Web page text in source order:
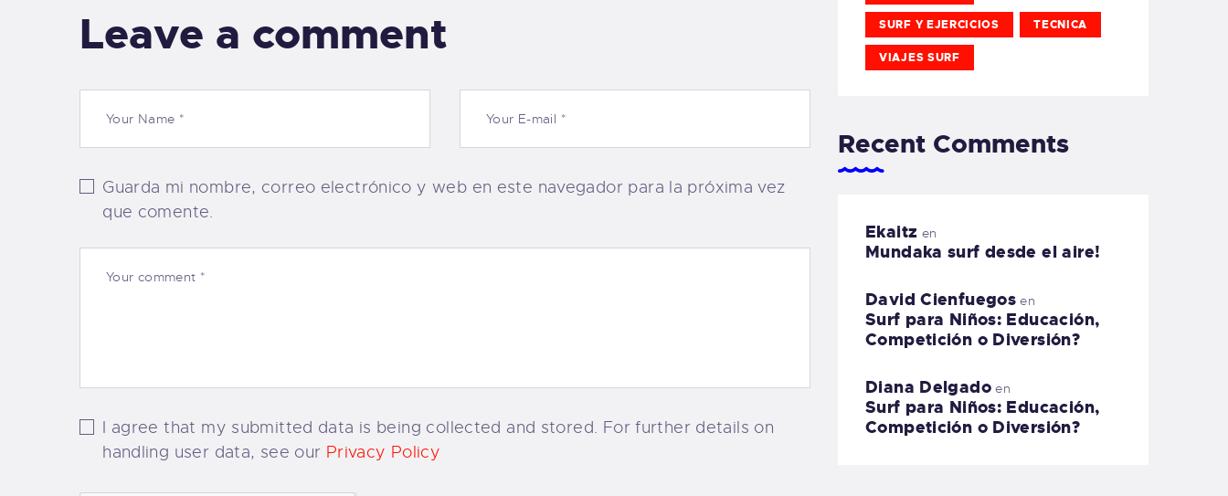
Leave a comment
Guarda mi nombre, correo electrónico y web en este navegador para la próxima vez
que comente.
I agree that my submitted data is being collected and stored. For further details on
handling user data, see our Privacy Policy
SURF Y EJERCICIOS TECNICA
VIAJES SURF
Recent Comments
Ekaitz en
Mundaka surf desde el aire!
David Cienfuegos en
Surf para Niños: Educación,
Competición o Diversión?
Diana Delgadoen
Surf para Niños: Educación,
Competición o Diversión?